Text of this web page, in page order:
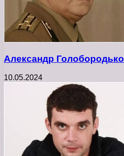
Александр Голобородько
10.05.2024